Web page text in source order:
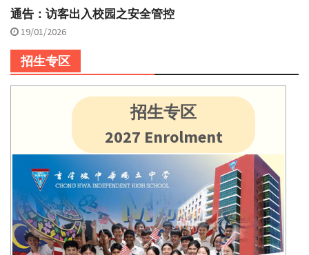
通告：访客出入校园之安全管控
19/01/2026
招生专区
招生专区
2027 Enrolment